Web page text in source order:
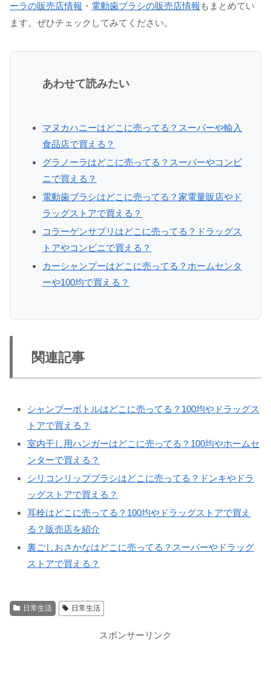
ーラの販売店情報 ・ 電動歯ブラシの販売店情報 もまとめてい
ます。ぜひチェックしてみてください。
あわせて読みたい
マヌカハニーはどこに売ってる？スーパーや輸入
食品店で買える？
グラノーラはどこに売ってる？スーパーやコンビ
ニで買える？
電動歯ブラシはどこに売ってる？家電量販店やド
ラッグストアで買える？
コラーゲンサプリはどこに売ってる？ドラッグス
トアやコンビニで買える？
カーシャンプーはどこに売ってる？ホームセンタ
ーや100均で買える？
関連記事
シャンプーボトルはどこに売ってる？100均やドラッグス
トアで買える？
室内干し用ハンガーはどこに売ってる？100均やホームセ
ンターで買える？
シリコンリップブラシはどこに売ってる？ドンキやドラ
ッグストアで買える？
耳栓はどこに売ってる？100均やドラッグストアで買え
る？販売店を紹介
裏ごしおさかなはどこに売ってる？スーパーやドラッグ
ストアで買える？
日常生活 日常生活
スポンサーリンク